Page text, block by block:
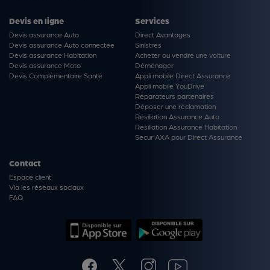
Devis en ligne
Devis assurance Auto
Devis assurance Auto connectée
Devis assurance Habitation
Devis assurance Moto
Devis Complémentaire Santé
Services
Direct Avantages
Sinistres
Acheter ou vendre une voiture
Déménager
Appli mobile Direct Assurance
Appli mobile YouDrive
Réparateurs partenaires
Déposer une réclamation
Résiliation Assurance Auto
Résiliation Assurance Habitation
Secur'AXA pour Direct Assurance
Contact
Espace client
Via les réseaux sociaux
FAQ